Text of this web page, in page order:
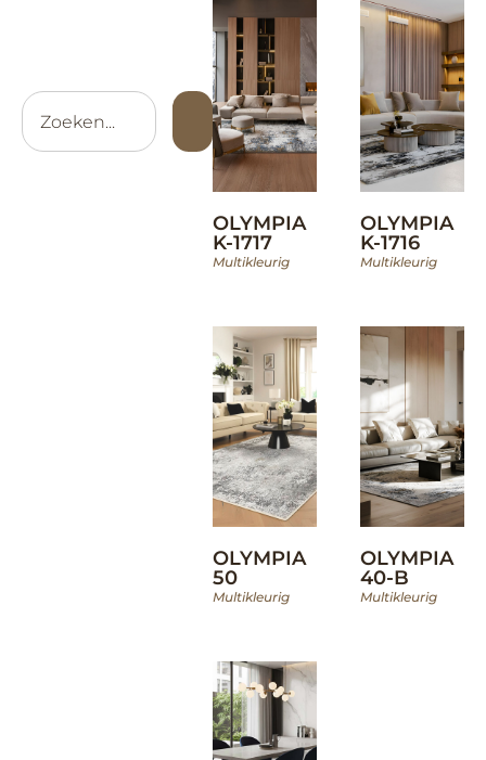
OLYMPIA
K-1717
Multikleurig
OLYMPIA
K-1716
Multikleurig
OLYMPIA
50
Multikleurig
OLYMPIA
40-B
Multikleurig